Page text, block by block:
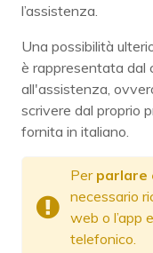
l’assistenza.
Una possibilità
è rappresentata dal
all'assistenza,
scrivere dal proprio
fornita in italiano.
Per parlare
necessario
web o l’app
telefonico.